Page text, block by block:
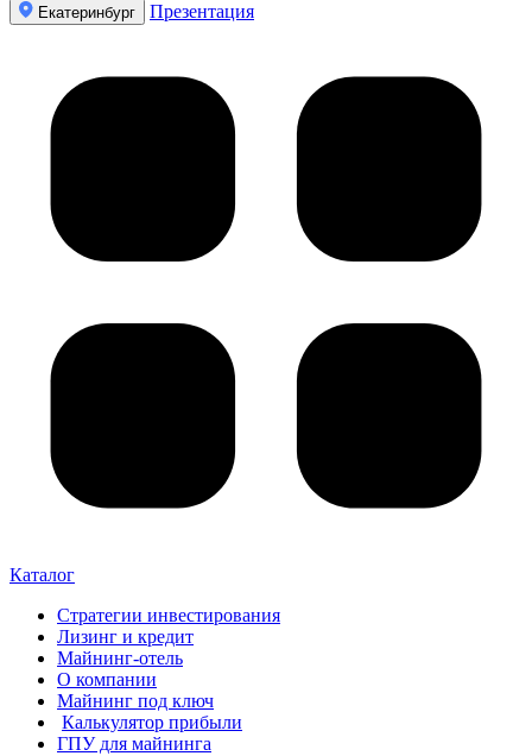
Екатеринбург Презентация
Каталог
Стратегии инвестирования
Лизинг и кредит
Майнинг-отель
О компании
Майнинг под ключ
Калькулятор прибыли
ГПУ для майнинга